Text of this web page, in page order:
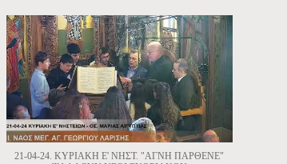
21-04-24. ΚΥΡΙΑΚΗ Ε' ΝΗΣΤ. "ΑΓΝΗ ΠΑΡΘΕΝΕ"